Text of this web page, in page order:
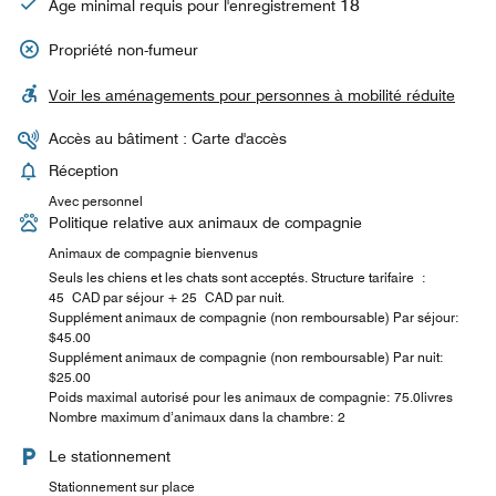
Âge minimal requis pour l'enregistrement 18
Propriété non-fumeur
Voir les aménagements pour personnes à mobilité réduite
Accès au bâtiment : Carte d'accès
Réception
Avec personnel
Politique relative aux animaux de compagnie
Animaux de compagnie bienvenus
Seuls les chiens et les chats sont acceptés. Structure tarifaire :
45 CAD par séjour + 25 CAD par nuit.
Supplément animaux de compagnie (non remboursable) Par séjour:
$45.00
Supplément animaux de compagnie (non remboursable) Par nuit:
$25.00
Poids maximal autorisé pour les animaux de compagnie: 75.0livres
Nombre maximum d’animaux dans la chambre: 2
Le stationnement
Stationnement sur place